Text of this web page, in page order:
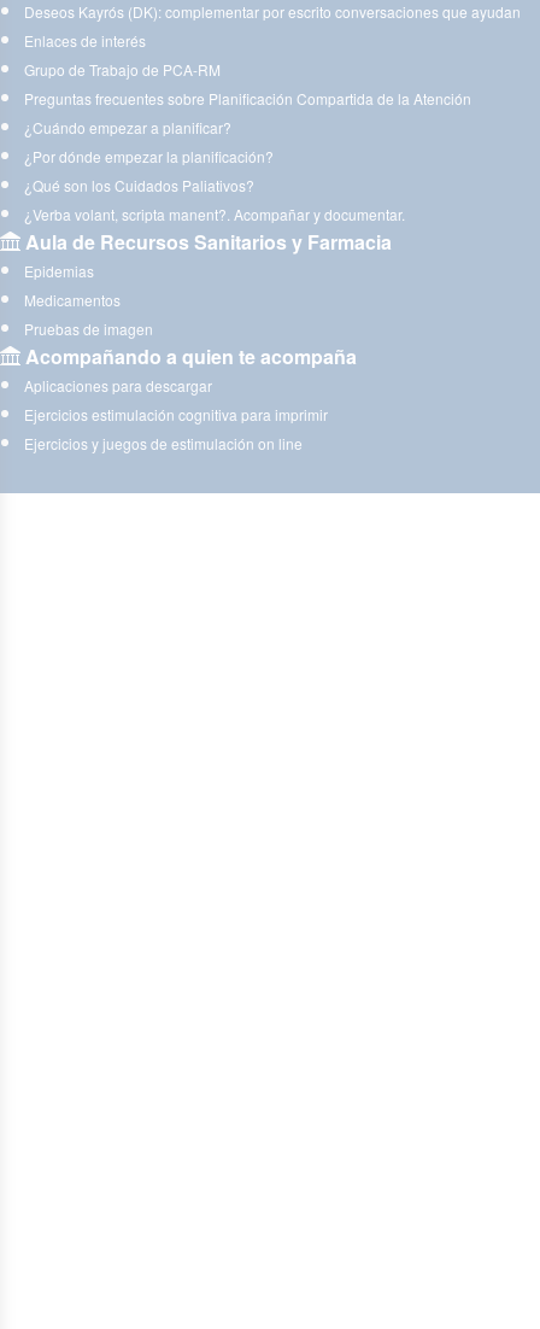
Deseos Kayrós (DK): complementar por escrito conversaciones que ayudan
Enlaces de interés
Grupo de Trabajo de PCA-RM
Preguntas frecuentes sobre Planificación Compartida de la Atención
¿Cuándo empezar a planificar?
¿Por dónde empezar la planificación?
¿Qué son los Cuidados Paliativos?
¿Verba volant, scripta manent?. Acompañar y documentar.
Aula de Recursos Sanitarios y Farmacia
Epidemias
Medicamentos
Pruebas de imagen
Acompañando a quien te acompaña
Aplicaciones para descargar
Ejercicios estimulación cognitiva para imprimir
Ejercicios y juegos de estimulación on line